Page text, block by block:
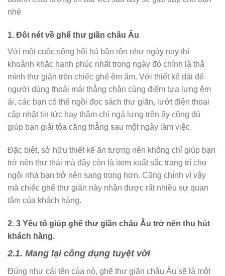
nhé
1. Đôi nét về ghế thư giãn châu Âu
Với một cuộc sống hối hả bận rộn như ngày nay thì
khoảnh khắc hạnh phúc nhất trong ngày đó chính là thả
mình thư giãn trên chiếc ghế êm ấm. Với thiết kế dài để
người dùng thoải mái thẳng chân cùng điểm tựa lưng êm
ái, các bạn có thể ngồi đọc sách thư giãn, lướt điện thoại
cập nhật tin tức hay thậm chí ngả lưng trên ấy cũng đủ
giúp bạn giải tỏa căng thẳng sau một ngày làm việc.
Đặc biệt, sở hữu thiết kế ấn tượng nên không chỉ giúp bạn
trở nên thư thái mà đây còn là item xuất sắc trang trí cho
ngôi nhà bạn trở nên sang trọng hơn. Cũng chính vì vậy
mà chiếc ghế thư giãn này nhận được rất nhiều sự quan
tâm của khách hàng.
2. 3 Yếu tố giúp ghế thư giãn châu Âu trở nên thu hút
khách hàng.
2.1. Mang lại công dụng tuyệt vời
Đúng như cái tên của nó, ghế thư giãn châu Âu sẽ là một